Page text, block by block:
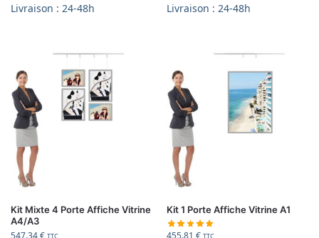
Livraison : 24-48h Livraison : 24-48h
Kit Mixte 4 Porte Affiche Vitrine
A4/A3
Kit 1 Porte Affiche Vitrine A1
455.81 €